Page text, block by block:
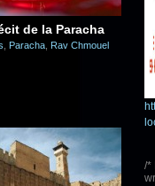
de la Paracha
Paracha Rav Chmouel
/*